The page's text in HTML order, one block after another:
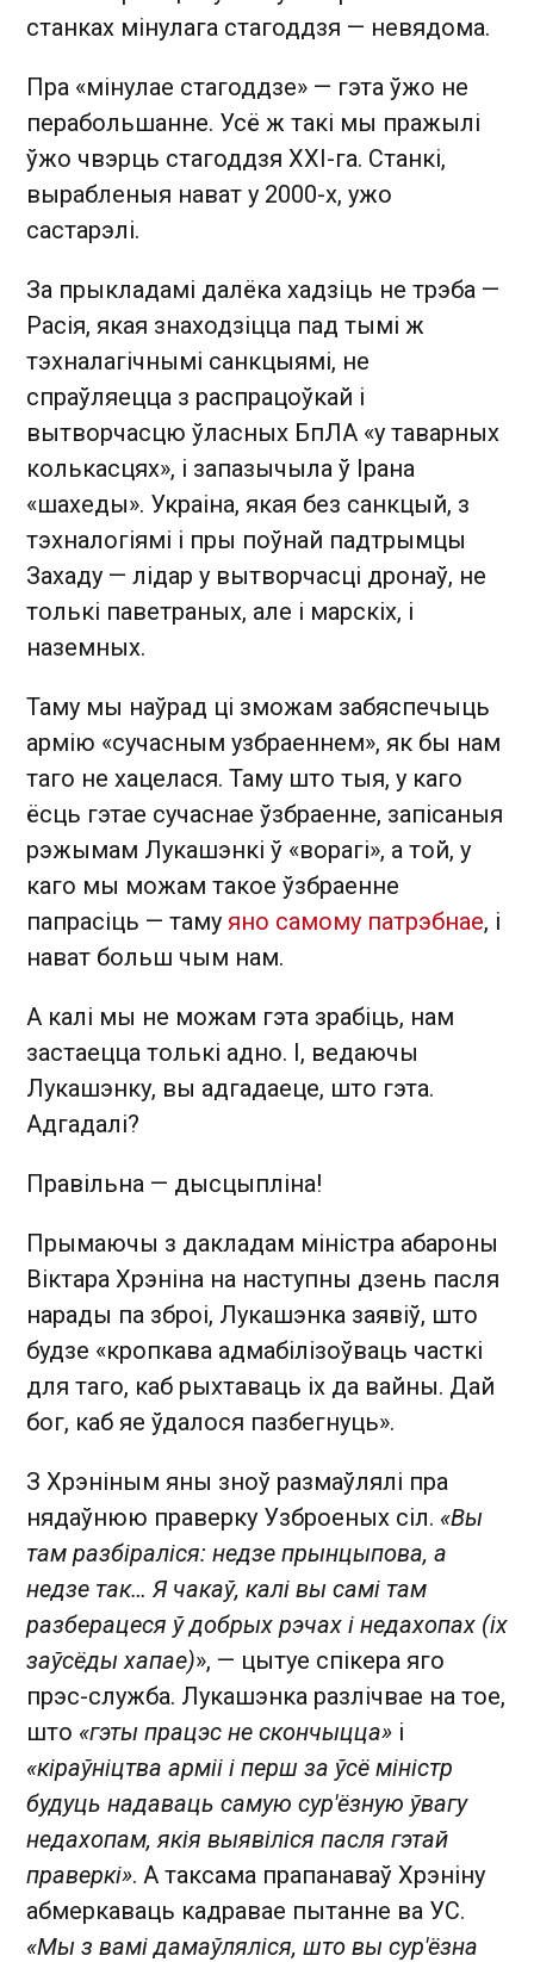
станках мінулага стагоддзя — невядома.
Пра «мінулае стагоддзе» — гэта ўжо не
перабольшанне. Усё ж такі мы пражылі
ўжо чвэрць стагоддзя XXI-га. Станкі,
вырабленыя нават у 2000-х, ужо
састарэлі.
За прыкладамі далёка хадзіць не трэба —
Расія, якая знаходзіцца пад тымі ж
тэхналагічнымі санкцыямі, не
спраўляецца з распрацоўкай і
вытворчасцю ўласных БпЛА «у таварных
колькасцях», і запазычыла ў Ірана
«шахеды». Украіна, якая без санкцый, з
тэхналогіямі і пры поўнай падтрымцы
Захаду — лідар у вытворчасці дронаў, не
толькі паветраных, але і марскіх, і
наземных.
Таму мы наўрад ці зможам забяспечыць
армію «сучасным узбраеннем», як бы нам
таго не хацелася. Таму што тыя, у каго
ёсць гэтае сучаснае ўзбраенне, запісаныя
рэжымам Лукашэнкі ў «ворагі», а той, у
каго мы можам такое ўзбраенне
папрасіць — таму яно самому патрэбнае, і
нават больш чым нам.
А калі мы не можам гэта зрабіць, нам
застаецца толькі адно. І, ведаючы
Лукашэнку, вы адгадаеце, што гэта.
Адгадалі?
Правільна — дысцыпліна!
Прымаючы з дакладам міністра абароны
Віктара Хрэніна на наступны дзень пасля
нарады па зброі, Лукашэнка заявіў, што
будзе «кропкава адмабілізоўваць часткі
для таго, каб рыхтаваць іх да вайны. Дай
бог, каб яе ўдалося пазбегнуць».
З Хрэніным яны зноў размаўлялі пра
нядаўнюю праверку Узброеных сіл. «Вы
там разбіраліся: недзе прынцыпова, а
недзе так… Я чакаў, калі вы самі там
разберацеся ў добрых рэчах і недахопах (іх
заўсёды хапае)», — цытуе спікера яго
прэс-служба. Лукашэнка разлічвае на тое,
што «гэты працэс не скончыцца» і
«кіраўніцтва арміі і перш за ўсё міністр
будуць надаваць самую сур'ёзную ўвагу
недахопам, якія выявіліся пасля гэтай
праверкі». А таксама прапанаваў Хрэніну
абмеркаваць кадравае пытанне ва УС.
«Мы з вамі дамаўляліся, што вы сур'ёзна